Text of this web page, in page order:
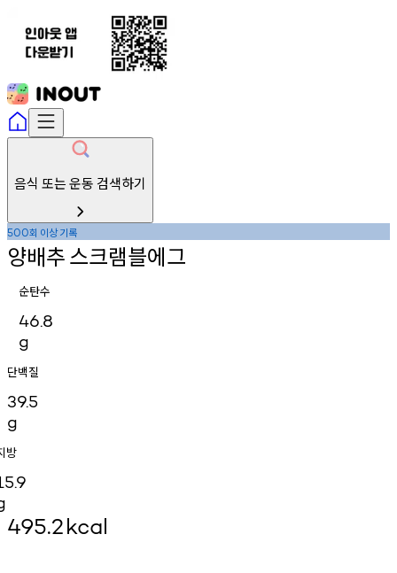
음식 또는 운동 검색하기
500회 이상기록
양배추스크램블에그
순탄수
46.8
g
단백질
39.5
g
방
495.2kcal